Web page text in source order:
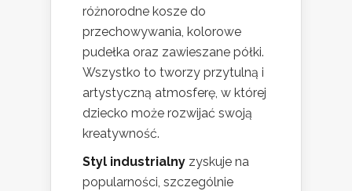
różnorodne kosze do
przechowywania, kolorowe
pudełka oraz zawieszane półki.
Wszystko to tworzy przytulną i
artystyczną atmosferę, w której
dziecko może rozwijać swoją
kreatywność.
Styl industrialny zyskuje na
popularności, szczególnie